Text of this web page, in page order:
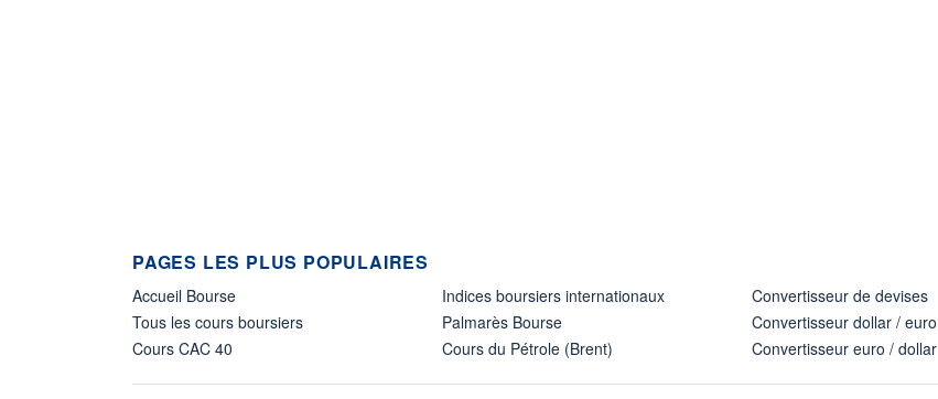
PAGES LES PLUS POPULAIRES
Accueil Bourse
Tous les cours boursiers
Cours CAC 40
Indices boursiers internationaux
Palmarès Bourse
Cours du Pétrole (Brent)
Convertisseur de devises
Convertisseur dollar / euro
Convertisseur euro / dollar